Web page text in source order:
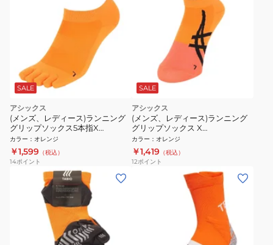
SALE
アシックス
(メンズ、レディース)ランニング
グリップソックス5本指X
3013B031.800
カラー ： オレンジ
￥1,599 （税込）
14ポイント
SALE
アシックス
(メンズ、レディース)ランニング
グリップソックス X
3013B030.800
カラー ： オレンジ
￥1,419 （税込）
12ポイント